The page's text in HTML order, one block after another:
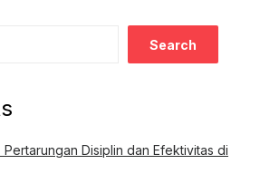
Search
Disiplin dan Efektivitas di